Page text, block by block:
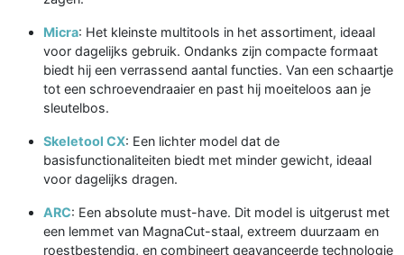
Micra: Het kleinste multitools in het assortiment, ideaal
voor dagelijks gebruik. Ondanks zijn compacte formaat
biedt hij een verrassend aantal functies. Van een schaartje
tot een schroevendraaier en past hij moeiteloos aan je
sleutelbos.
Skeletool CX: Een lichter model dat de
basisfunctionaliteiten biedt met minder gewicht, ideaal
voor dagelijks dragen.
ARC: Een absolute must-have. Dit model is uitgerust met
een lemmet van MagnaCut-staal, extreem duurzaam en
roestbestendig, en combineert geavanceerde technologie